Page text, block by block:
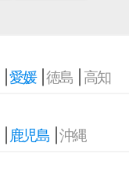
愛媛 徳島 高知
鹿児島 沖縄